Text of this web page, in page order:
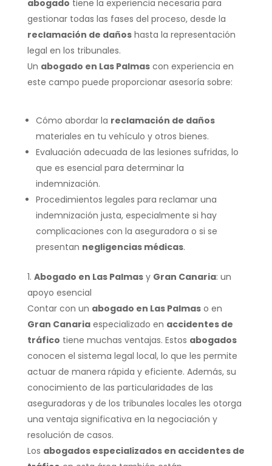
abogado tiene la experiencia necesaria para
gestionar todas las fases del proceso, desde la
reclamación de dañoshasta la representación
legal en los tribunales.
Un abogado en Las Palmascon experiencia en
este campo puede proporcionar asesoría sobre:
Cómo abordar la reclamación de daños
materiales en tu vehículo y otros bienes.
Evaluación adecuada de las lesiones sufridas, lo
que es esencial para determinar la
indemnización.
Procedimientos legales para reclamar una
indemnización justa, especialmente si hay
complicaciones con la aseguradora o si se
presentan negligencias médicas.
Abogado en Las Palmasy Gran Canaria: un
apoyo esencial
Contar con un abogado en Las Palmaso en
Gran Canariaespecializado en accidentes de
tráfico tiene muchas ventajas. Estos abogados
conocen el sistema legal local, lo que les permite
actuar de manera rápida y eficiente. Además, su
conocimiento de las particularidades de las
aseguradoras y de los tribunales locales les otorga
una ventaja significativa en la negociación y
resolución de casos.
Los abogados especializados en accidentes de